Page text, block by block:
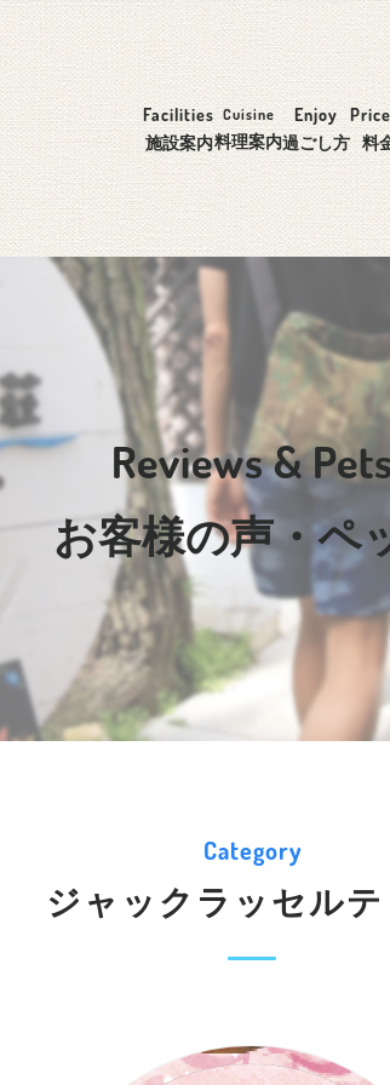
Facilities
施設案内
Cuisine
料理案内
Enjoy
過ごし方 料
Reviews & Pets
お客様の声・ペ
Category
ジャックラッセルテ